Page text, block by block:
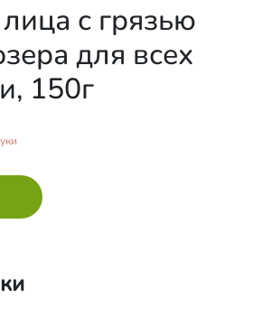
с грязью
для всех
150г